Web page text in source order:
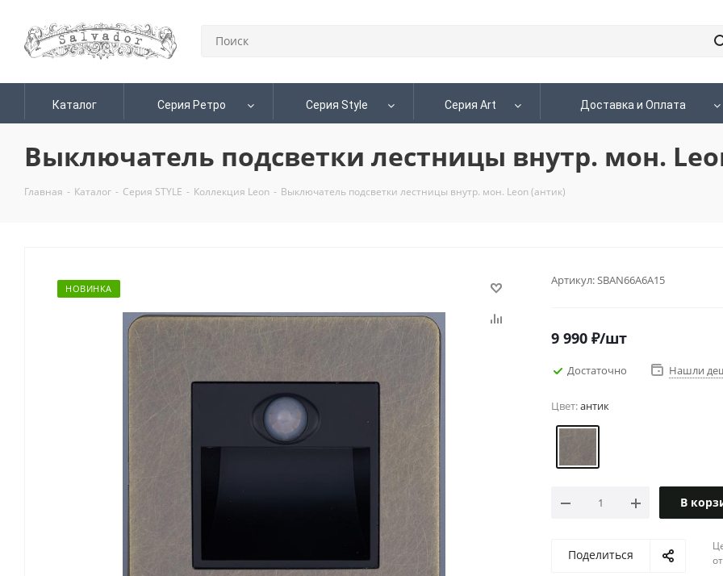
Каталог Серия Ретро Серия Style Серия Art Доставка и Оплата
Выключатель подсветки лестницы внутр. мон.
Главная - Каталог - Серия STYLE - Коллекция Leon - Выключатель подсветки лестницы внутр. мон. Leon (антик)
НОВИНКА
Артикул:SBAN66A6A15
9 990 ₽/шт
Достаточно Нашли
Цвет:антик
В
Поделиться